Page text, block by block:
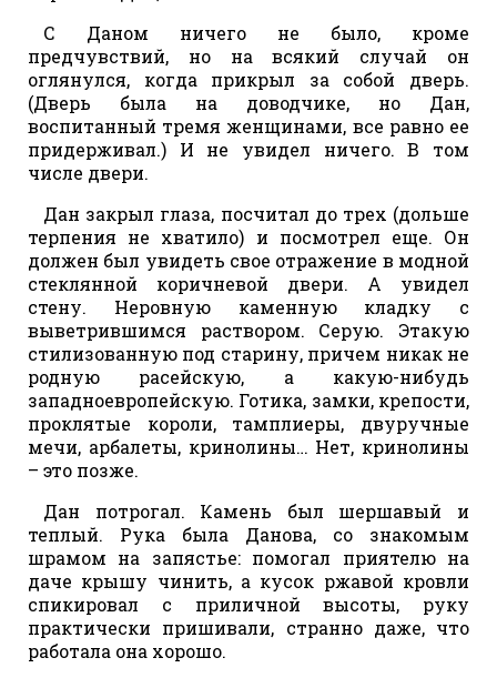
С Даном ничего не было, кроме
предчувствий, но на всякий случай он
оглянулся, когда прикрыл за собой дверь.
(Дверь была на доводчике, но Дан,
воспитанный тремя женщинами, все равно ее
придерживал.) И не увидел ничего. В том
числе двери.
Дан закрыл глаза, посчитал до трех (дольше
терпения не хватило) и посмотрел еще. Он
должен был увидеть свое отражение в модной
стеклянной коричневой двери. А увидел
стену. Неровную каменную кладку с
выветрившимся раствором. Серую. Этакую
стилизованную под старину, причем никак не
родную расейскую, а какую-нибудь
западноевропейскую. Готика, замки, крепости,
проклятые короли, тамплиеры, двуручные
мечи, арбалеты, кринолины… Нет, кринолины
– это позже.
Дан потрогал. Камень был шершавый и
теплый. Рука была Данова, со знакомым
шрамом на запястье: помогал приятелю на
даче крышу чинить, а кусок ржавой кровли
спикировал с приличной высоты, руку
практически пришивали, странно даже, что
работала она хорошо.